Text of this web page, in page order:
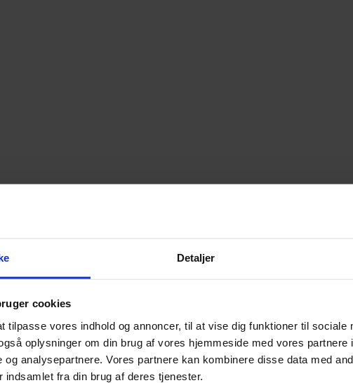
Detaljer
cookies
tilpasse vores indhold og annoncer, til at vise dig funktioner til sociale
oplysninger om din brug af vores hjemmeside med vores partnere
og analysepartnere. Vores partnere kan kombinere disse data med
indsamlet fra din brug af deres tjenester.